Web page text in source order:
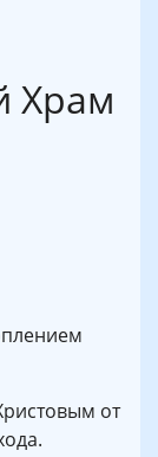
Храм
от